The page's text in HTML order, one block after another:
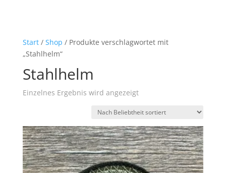
Start/ Shop / Produkte verschlagwortet mit
„Stahlhelm“
Stahlhelm
Einzelnes Ergebnis wird angezeigt